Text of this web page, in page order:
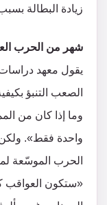
زيادة البطالة
شهر من الحرب
يقول معهد دراسات
الصعب التنبؤ
وما إذا كان من
واحدة فقط».
الحرب الموسّعة
«ستكون العواقب